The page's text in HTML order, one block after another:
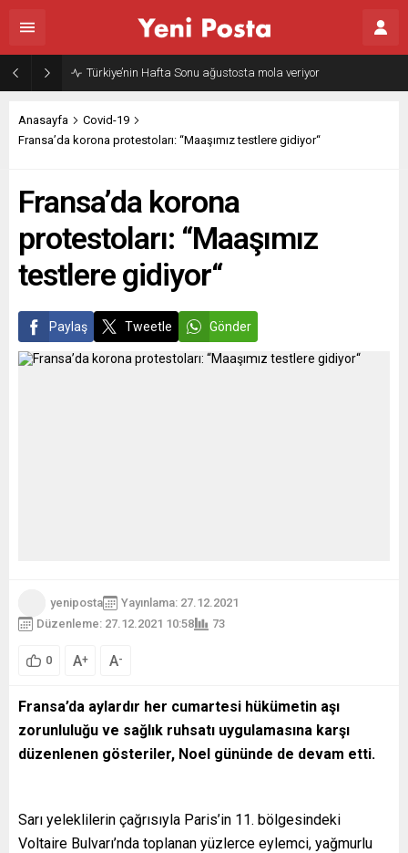
Türkiye’nin Hafta Sonu ağustosta mola veriyor
Anasayfa
Covid-19
Fransa’da korona protestoları: “Maaşımız testlere gidiyor“
Fransa’da korona
protestoları: “Maaşımız
testlere gidiyor“
Paylaş Tweetle Gönder
yeniposta
Yayınlama: 27.12.2021
Düzenleme: 27.12.2021 10:58
73
0 A+ A-
Fransa’da aylardır her cumartesi hükümetin aşı
zorunluluğu ve sağlık ruhsatı uygulamasına karşı
düzenlenen gösteriler, Noel gününde de devam etti.
Sarı yeleklilerin çağrısıyla Paris’in 11. bölgesindeki
Voltaire Bulvarı’nda toplanan yüzlerce eylemci, yağmurlu